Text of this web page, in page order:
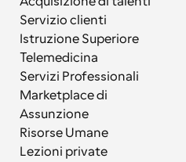
Servizio clienti
Istruzione Superiore
Telemedicina
Servizi Professionali
Marketplace di
Assunzione
Risorse Umane
Lezioni private